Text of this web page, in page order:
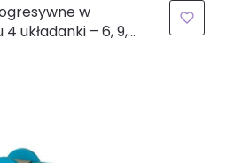
w
układanki – 6, 9,